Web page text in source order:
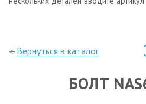
—Вернуться в каталог
БОЛТ